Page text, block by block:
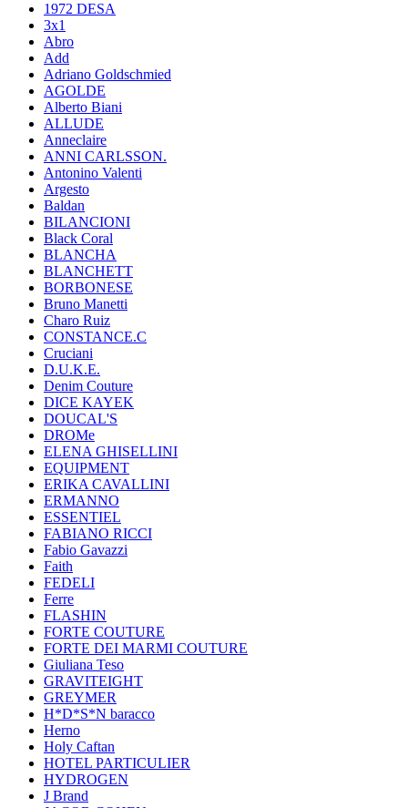
1972 DESA
3x1
Abro
Add
Adriano Goldschmied
AGOLDE
Alberto Biani
ALLUDE
Anneclaire
ANNI CARLSSON.
Antonino Valenti
Argesto
Baldan
BILANCIONI
Black Coral
BLANCHA
BLANCHETT
BORBONESE
Bruno Manetti
Charo Ruiz
CONSTANCE.C
Cruciani
D.U.K.E.
Denim Couture
DICE KAYEK
DOUCAL'S
DROMe
ELENA GHISELLINI
EQUIPMENT
ERIKA CAVALLINI
ERMANNO
ESSENTIEL
FABIANO RICCI
Fabio Gavazzi
Faith
FEDELI
Ferre
FLASHIN
FORTE COUTURE
FORTE DEI MARMI COUTURE
Giuliana Teso
GRAVITEIGHT
GREYMER
H*D*S*N baracco
Herno
Holy Caftan
HOTEL PARTICULIER
HYDROGEN
J Brand